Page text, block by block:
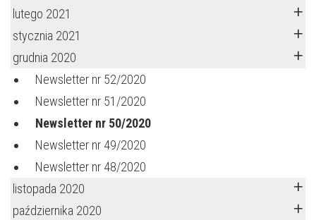
lutego 2021
stycznia 2021
grudnia 2020
Newsletter nr 52/2020
Newsletter nr 51/2020
Newsletter nr 50/2020
Newsletter nr 49/2020
Newsletter nr 48/2020
listopada 2020
października 2020